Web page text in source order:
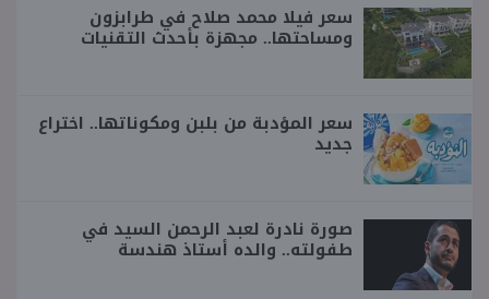
سعر فيلا محمد صلاح في طرابزون
ومساحتها.. مجهزة بأحدث التقنيات
سعر المؤدبة من بلبن ومكوناتها.. اختراع
جديد
صورة نادرة لعبد الرحمن السيد في
طفولته.. والده أستاذ هندسة